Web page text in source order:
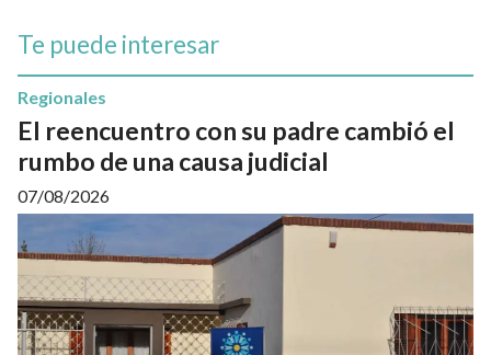
Te puede interesar
El reencuentro con su padre cambió el
rumbo de una causa judicial
Regionales
07/08/2026